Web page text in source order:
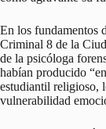
En los fundamentos
Criminal 8 de la
de la psicóloga
habían producido
estudiantil religioso,
vulnerabilidad